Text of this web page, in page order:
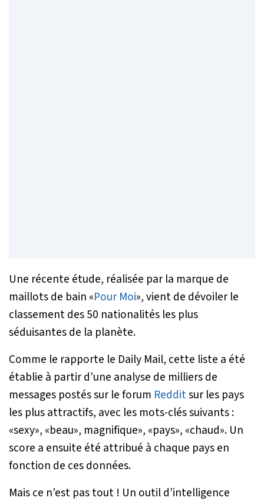
Une récente étude, réalisée par la marque de
maillots de bain «Pour Moi», vient de dévoiler le
classement des 50 nationalités les plus
séduisantes de la planète.
Comme le rapporte le Daily Mail, cette liste a été
établie à partir d’une analyse de milliers de
messages postés sur le forum Redditsur les pays
les plus attractifs, avec les mots-clés suivants :
«sexy», «beau», magnifique», «pays», «chaud». Un
score a ensuite été attribué à chaque pays en
fonction de ces données.
Mais ce n’est pas tout ! Un outil d’intelligence